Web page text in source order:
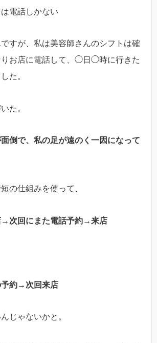
電話しかない
すが、私は美容師さんのシフトは確
りお店に電話して、◯日◯時に行きた
た。
た。
倒で、私の足が遠のく一因になって
の仕組みを使って、
次回にまた電話予約→来店
予約→次回来店
じゃないかと。